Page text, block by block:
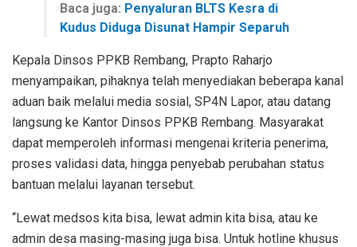
Baca juga: Penyaluran BLTS Kesra di
Kudus Diduga Disunat Hampir Separuh
Kepala Dinsos PPKB Rembang, Prapto Raharjo
menyampaikan, pihaknya telah menyediakan beberapa kanal
aduan baik melalui media sosial, SP4N Lapor, atau datang
langsung ke Kantor Dinsos PPKB Rembang. Masyarakat
dapat memperoleh informasi mengenai kriteria penerima,
proses validasi data, hingga penyebab perubahan status
bantuan melalui layanan tersebut.
“Lewat medsos kita bisa, lewat admin kita bisa, atau ke
admin desa masing-masing juga bisa. Untuk hotline khusus